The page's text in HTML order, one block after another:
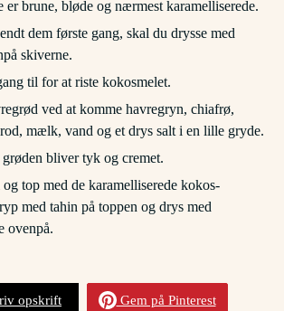
er brune, bløde og nærmest karamelliserede.
dem første gang, skal du drysse med
skiverne.
til for at riste kokosmelet.
ved at komme havregryn, chiafrø,
mælk, vand og et drys salt i en lille gryde.
bliver tyk og cremet.
top med de karamelliserede kokos-
med tahin på toppen og drys med
ovenpå.
opskrift Gem på Pinterest